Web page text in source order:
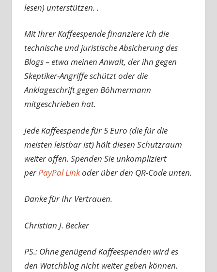
lesen) unterstützen. .
Mit Ihrer Kaffeespende finanziere ich die
technische und juristische Absicherung des
Blogs – etwa meinen Anwalt, der ihn gegen
Skeptiker-Angriffe schützt oder die
Anklageschrift gegen Böhmermann
mitgeschrieben hat.
Jede Kaffeespende für 5 Euro (die für die
meisten leistbar ist) hält diesen Schutzraum
weiter offen. Spenden Sie unkompliziert
perPayPal Linkoder über den QR-Code unten.
Danke für Ihr Vertrauen.
Christian J. Becker
PS.: Ohne genügend Kaffeespenden wird es
den Watchblog nicht weiter geben können.